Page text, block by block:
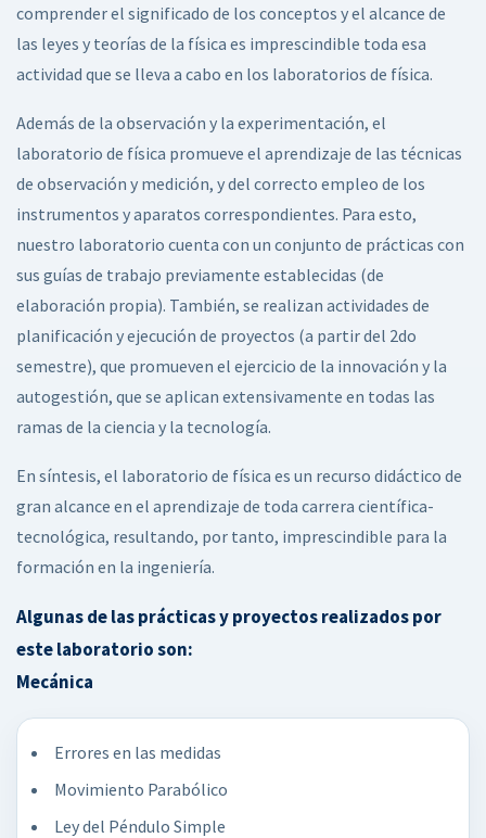
comprender el significado de los conceptos y el alcance de
las leyes y teorías de la física es imprescindible toda esa
actividad que se lleva a cabo en los laboratorios de física.
Además de la observación y la experimentación, el
laboratorio de física promueve el aprendizaje de las técnicas
de observación y medición, y del correcto empleo de los
instrumentos y aparatos correspondientes. Para esto,
nuestro laboratorio cuenta con un conjunto de prácticas con
sus guías de trabajo previamente establecidas (de
elaboración propia). También, se realizan actividades de
planificación y ejecución de proyectos (a partir del 2do
semestre), que promueven el ejercicio de la innovación y la
autogestión, que se aplican extensivamente en todas las
ramas de la ciencia y la tecnología.
En síntesis, el laboratorio de física es un recurso didáctico de
gran alcance en el aprendizaje de toda carrera científica-
tecnológica, resultando, por tanto, imprescindible para la
formación en la ingeniería.
Algunas de las prácticas y proyectos realizados por
este laboratorio son:
Mecánica
Errores en las medidas
Movimiento Parabólico
Ley del Péndulo Simple